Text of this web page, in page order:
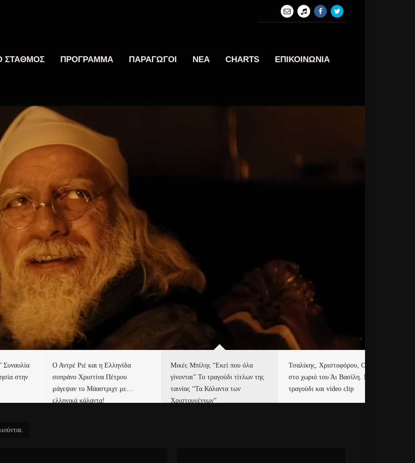
ΣΤΑΘΜΟΣ ΠΡΟΓΡΑΜΜΑ ΠΑΡΑΓΩΓΟΙ ΝΕΑ CHARTS ΕΠΙΚΟΙΝΩΝΙΑ
Συναυλία
στην
Ο Αντρέ Ριέ και η Ελληνίδα
σοπράνο Χριστίνα Πέτρου
μάγεψαν το Μάαστριχτ με…
ελληνικά κάλαντα!
Μικές Μπίλης “Εκεί που όλα
γίνονται” Το τραγούδι τίτλων της
ταινίας “Τα Κάλαντα των
Χριστουγέννων”
Τσαλίκης, Χριστοφόρου, ONE
στο χωριό του Άι Βασίλη. Νέο
τραγούδι και video clip